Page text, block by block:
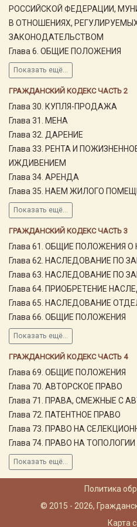
РОССИЙСКОЙ ФЕДЕРАЦИИ,
В ОТНОШЕНИЯХ,
ЗАКОНОДАТЕЛЬСТВОМ
Глава 6. ОБЩИЕ ПОЛОЖЕНИЯ
Показать ещё...
ГРАЖДАНСКИЙ КОДЕКС ЧАСТЬ 2
Глава 30. КУПЛЯ-ПРОДАЖА
Глава 31. МЕНА
Глава 32. ДАРЕНИЕ
Глава 33. РЕНТА И
ИЖДИВЕНИЕМ
Глава 34. АРЕНДА
Глава 35. НАЕМ ЖИЛОГО
Показать ещё...
ГРАЖДАНСКИЙ КОДЕКС ЧАСТЬ 3
Глава 61. ОБЩИЕ ПОЛОЖЕНИЯ
Глава 62. НАСЛЕДОВАНИЕ ПО
Глава 63. НАСЛЕДОВАНИЕ ПО
Глава 64. ПРИОБРЕТЕНИЕ
Глава 65. НАСЛЕДОВАНИЕ
Глава 66. ОБЩИЕ ПОЛОЖЕНИЯ
Показать ещё...
ГРАЖДАНСКИЙ КОДЕКС ЧАСТЬ 4
Глава 69. ОБЩИЕ ПОЛОЖЕНИЯ
Глава 70. АВТОРСКОЕ ПРАВО
Глава 71. ПРАВА, СМЕЖНЫЕ С
Глава 72. ПАТЕНТНОЕ ПРАВО
Глава 73. ПРАВО НА
Глава 74. ПРАВО НА
Показать ещё...
Политика
© 2015 - 2026,
Карта